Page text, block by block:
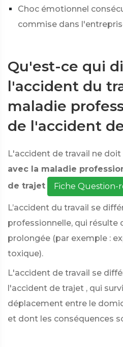
Choc émotionnel
commise dans
Qu'est-ce qui
l'accident du
maladie
de l'accident
L'accident de travail ne doit
avec la maladie
de trajet
Fiche Question-
L’accident du travail se
professionnelle, qui résulte
prolongée (par exemple :
toxique).
L'accident de travail se
l'accident de trajet , qui
déplacement entre le
et dont les conséquences